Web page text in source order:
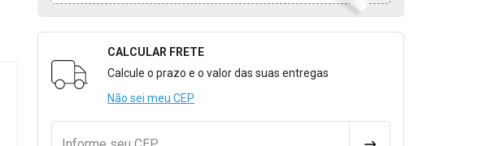
Formulário para Calcular o Frete
CALCULAR FRETE
Calcule o prazo e o valor das suas entregas
Não sei meu CEP
CALCULAR FRETE